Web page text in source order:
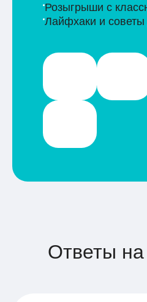
Розыгрыши с
Лайфхаки и
Ответы